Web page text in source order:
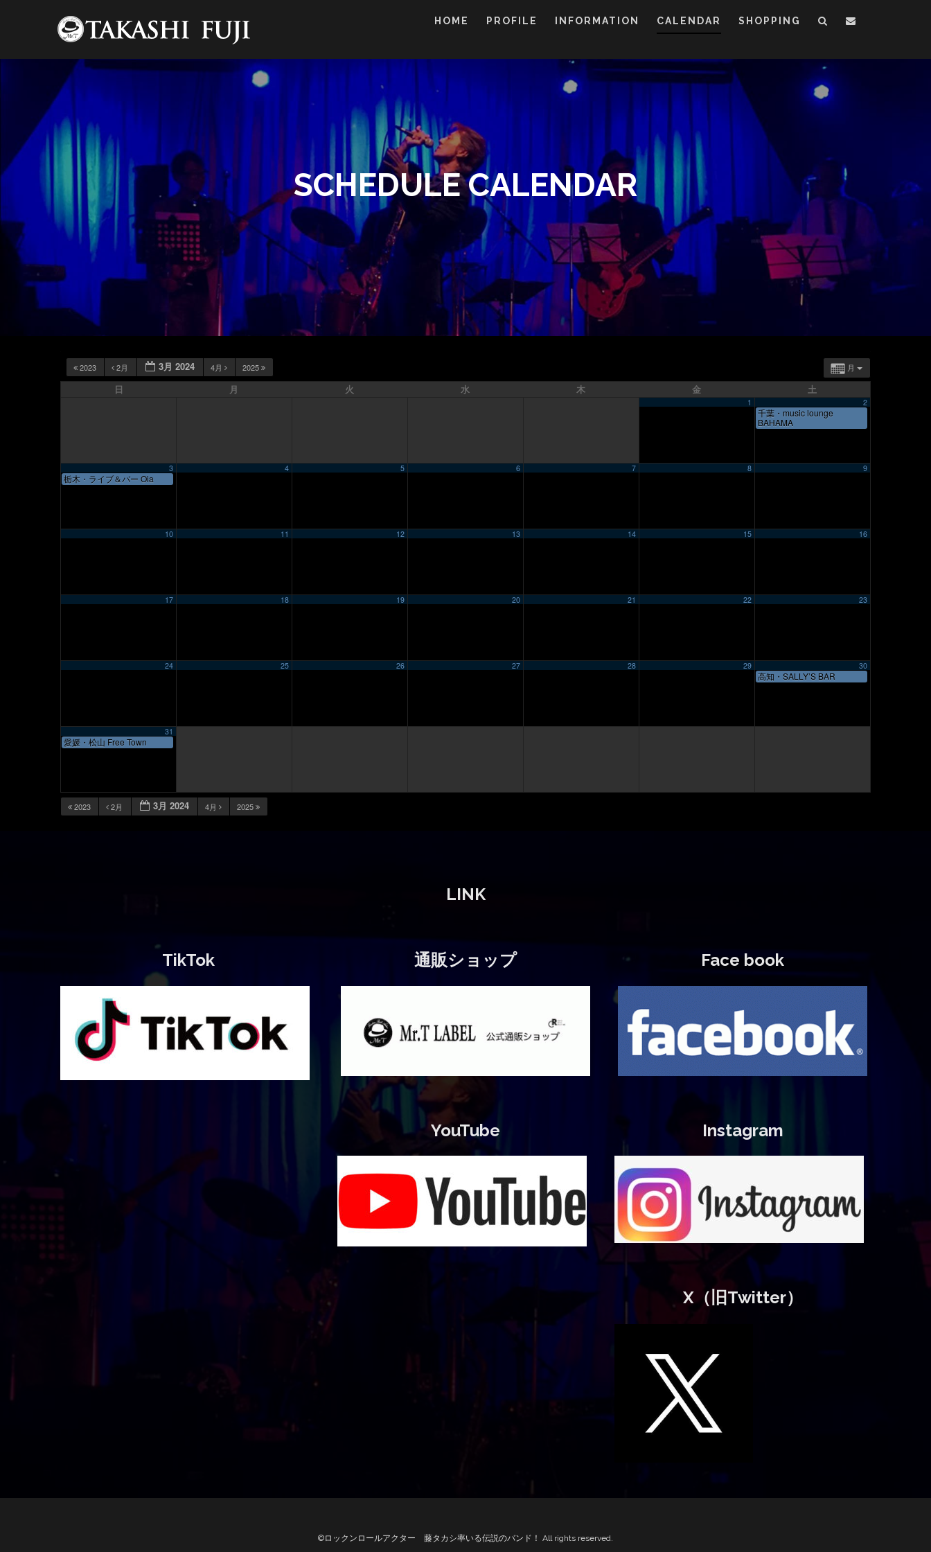
ツ
HOME PROFILE INFORMATION CALENDAR SHOPPING
SCHEDULE CALENDAR
月
2023 2月 3月 2024 4月 2025
日 月 火 水 木 金 土
1 2
千葉・music lounge
BAHAMA
3
栃木・ライブ＆バー Oia
4 5 6 7 8 9
10 11 12 13 14 15 16
17 18 19 20 21 22 23
24 25 26 27 28 29 30
高知・SALLY’S BAR
31
愛媛・松山 Free Town
2023 2月 3月 2024 4月 2025
LINK
TikTok 通販ショップ Face book
YouTube Instagram
X（旧Twitter）
©ロックンロールアクター 藤タカシ率いる伝説のバンド！ All rights reserved.